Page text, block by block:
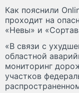
Как пояснили
проходит на
«Невы» и
«В связи с
областной
мониторинг
участков